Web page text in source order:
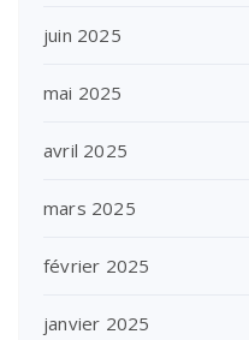
juin 2025
mai 2025
avril 2025
mars 2025
février 2025
janvier 2025